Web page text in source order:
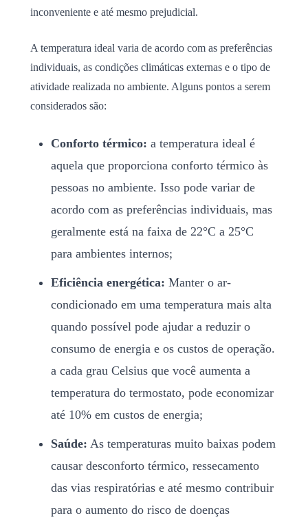
inconveniente e até mesmo prejudicial.
A temperatura ideal varia de acordo com as preferências
individuais, as condições climáticas externas e o tipo de
atividade realizada no ambiente. Alguns pontos a serem
considerados são:
Conforto térmico: a temperatura ideal é
aquela que proporciona conforto térmico às
pessoas no ambiente. Isso pode variar de
acordo com as preferências individuais, mas
geralmente está na faixa de 22°C a 25°C
para ambientes internos;
Eficiência energética: Manter o ar-
condicionado em uma temperatura mais alta
quando possível pode ajudar a reduzir o
consumo de energia e os custos de operação.
a cada grau Celsius que você aumenta a
temperatura do termostato, pode economizar
até 10% em custos de energia;
Saúde: As temperaturas muito baixas podem
causar desconforto térmico, ressecamento
das vias respiratórias e até mesmo contribuir
para o aumento do risco de doenças